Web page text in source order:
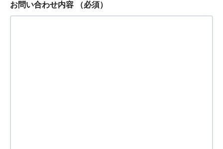
お問い合わせ内容 （必須）